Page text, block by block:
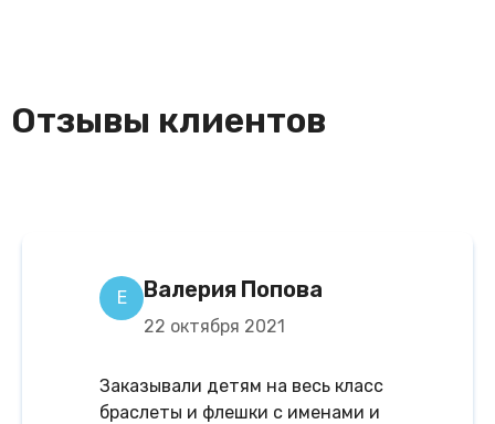
Отзывы клиентов
Е Валерия Попова
22 октября 2021
Заказывали детям на весь класс
браслеты и флешки с именами и